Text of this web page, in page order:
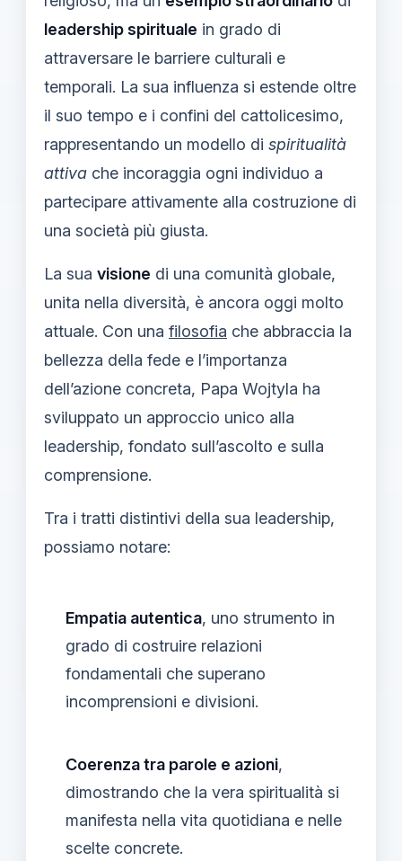
leadership spirituale in grado di
attraversare le barriere culturali e
temporali. La sua influenza si estende oltre
il suo tempo e i confini del cattolicesimo,
rappresentando un modello di spiritualità
attiva che incoraggia ogni individuo a
partecipare attivamente alla costruzione di
una società più giusta.
La sua visione di una comunità globale,
unita nella diversità, è ancora oggi molto
attuale. Con una filosofia che abbraccia la
bellezza della fede e l’importanza
dell’azione concreta, Papa Wojtyla ha
sviluppato un approccio unico alla
leadership, fondato sull’ascolto e sulla
comprensione.
Tra i tratti distintivi della sua leadership,
possiamo notare:
Empatia autentica, uno strumento in
grado di costruire relazioni
fondamentali che superano
incomprensioni e divisioni.
Coerenza tra parole e azioni,
dimostrando che la vera spiritualità si
manifesta nella vita quotidiana e nelle
scelte concrete.